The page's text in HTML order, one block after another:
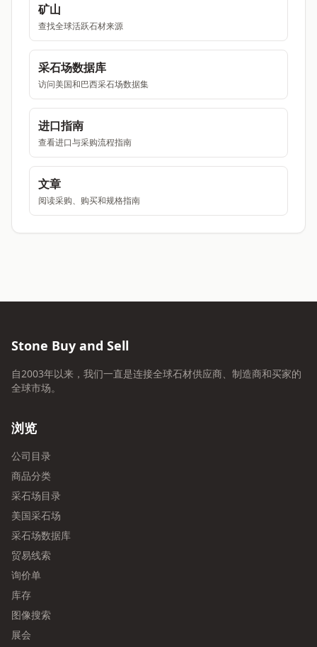
矿山
查找全球活跃石材来源
采石场数据库
访问美国和巴西采石场数据集
进口指南
查看进口与采购流程指南
文章
阅读采购、购买和规格指南
Stone Buy and Sell
自2003年以来，我们一直是连接全球石材供应商、制造商和买家的
全球市场。
浏览
公司目录
商品分类
采石场目录
美国采石场
采石场数据库
贸易线索
询价单
库存
图像搜索
展会